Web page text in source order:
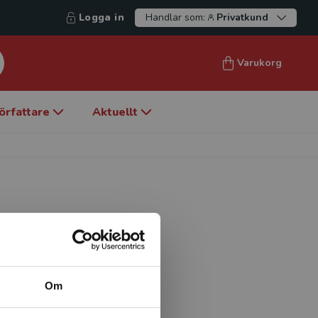
Om
Logga in Handlar som: Privatkund
Varukorg
Aktuellt
prefekt vid Institutionen